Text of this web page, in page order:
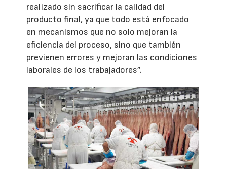
realizado sin sacrificar la calidad del
producto final, ya que todo está enfocado
en mecanismos que no solo mejoran la
eficiencia del proceso, sino que también
previenen errores y mejoran las condiciones
laborales de los trabajadores”.